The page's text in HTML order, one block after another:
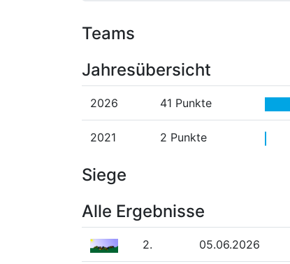
Teams
Jahresübersicht
2026 41 Punkte
2021 2 Punkte
Siege
Alle Ergebnisse
2. 05.06.2026